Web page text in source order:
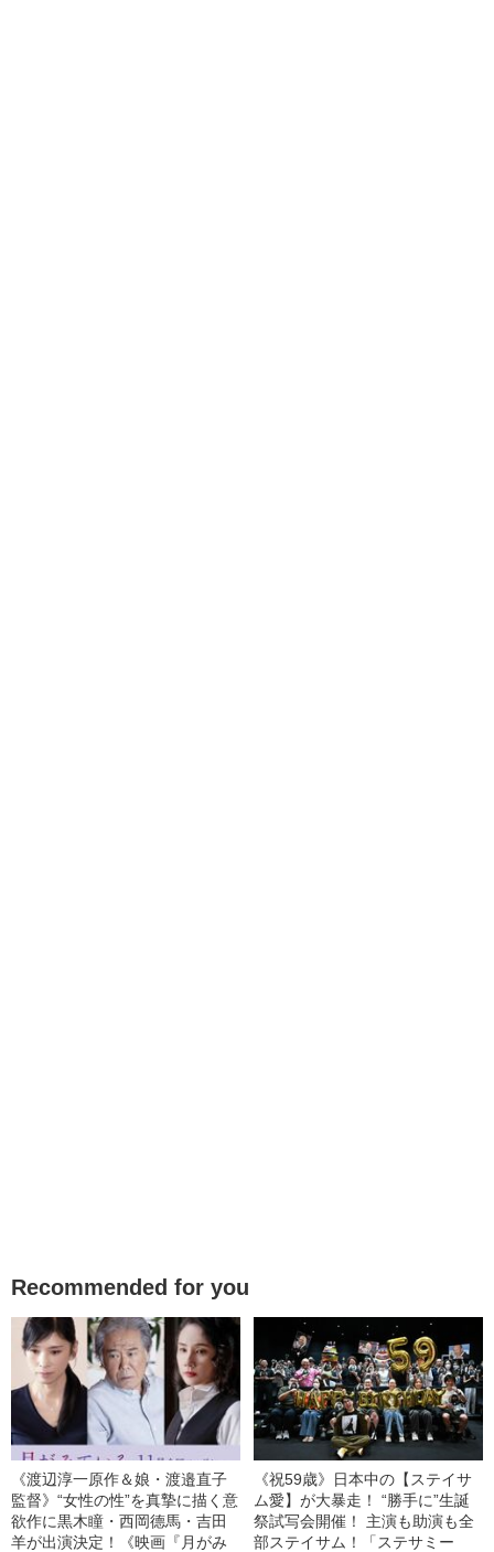
Recommended for you
《渡辺淳一原作＆娘・渡邉直子
監督》“女性の性”を真摯に描く意
欲作に黒木瞳・西岡德馬・吉田
羊が出演決定！《映画『月がみ
《祝59歳》日本中の【ステイサ
ム愛】が大暴走！ “勝手に”生誕
祭試写会開催！ 主演も助演も全
部ステイサム！「ステサミー